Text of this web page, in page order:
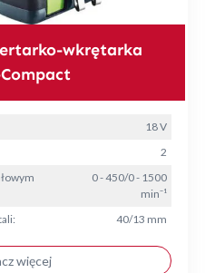
wkrętarka
18 V
2
0 - 450/0 - 1500
min⁻¹
40/13 mm
więcej